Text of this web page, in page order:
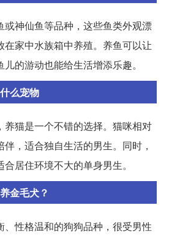
或神仙鱼等品种，这些鱼类外观漂
在家中水族箱中养殖。养鱼可以让
的游动也能给生活增添乐趣。
么宠物
养猫是一个不错的选择。猫咪相对
，适合独自生活的男生。同时，
居住环境不大的单身男生。
金毛犬？
、性格温和的狗狗品种，很受男性